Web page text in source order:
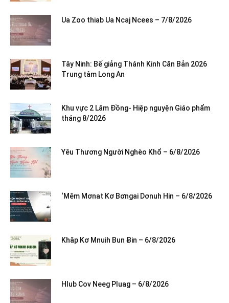
Ua Zoo thiab Ua Ncaj Ncees – 7/8/2026
Tây Ninh: Bế giảng Thánh Kinh Căn Bản 2026
Trung tâm Long An
Khu vực 2 Lâm Đồng- Hiệp nguyện Giáo phẩm
tháng 8/2026
Yêu Thương Người Nghèo Khổ – 6/8/2026
‘Mêm Mơnat Kơ Bơngai Dơnuh Hin – 6/8/2026
Khăp Kơ Mnuih Bun Ƀin – 6/8/2026
Hlub Cov Neeg Pluag – 6/8/2026